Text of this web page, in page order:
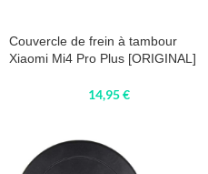
Couvercle de frein à tambour
Xiaomi Mi4 Pro Plus [ORIGINAL]
14,95€